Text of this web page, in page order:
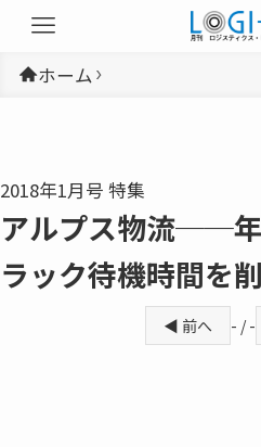
ホーム
2018年1月号 特集
アルプス物流──
ラック待機時間を
◀ 前へ - / -